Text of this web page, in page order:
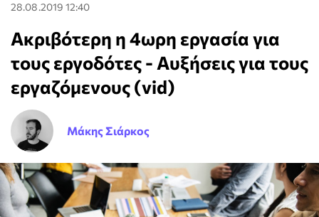
28.08.2019 12:40
Ακριβότερη η 4ωρη εργασία για
τους εργοδότες - Αυξήσεις για τους
εργαζόμενους (vid)
Μάκης Σιάρκος